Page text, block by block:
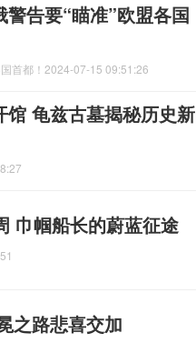
告要“瞄准”欧盟各国
首都！ 2024-07-15 09:51:26
龟兹古墓揭秘历史新
巾帼船长的蔚蓝征途
之路悲喜交加